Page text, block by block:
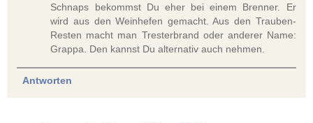
Schnaps bekommst Du eher bei einem Brenner. Er
wird aus den Weinhefen gemacht. Aus den Trauben-
Resten macht man Tresterbrand oder anderer Name:
Grappa. Den kannst Du alternativ auch nehmen.
Antworten